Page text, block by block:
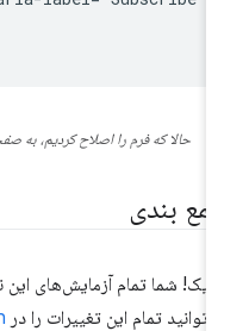
حالا که فرم را اصلاح کردیم، به
بندی
شما تمام آزمایش‌های این
تمام این تغییرات را در